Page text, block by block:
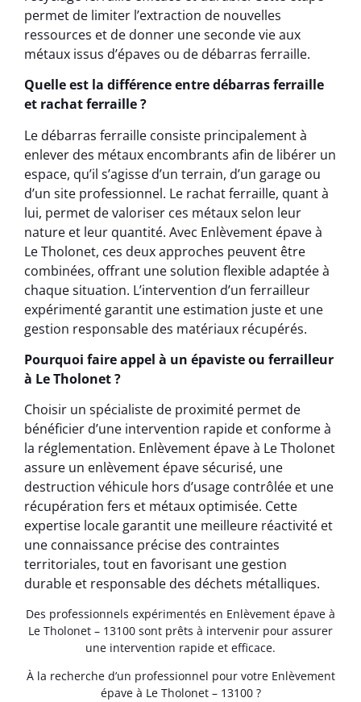
permet de limiter l’extraction de nouvelles
ressources et de donner une seconde vie aux
métaux issus d’épaves ou de débarras ferraille.
Quelle est la différence entre débarras ferraille
et rachat ferraille ?
Le débarras ferraille consiste principalement à
enlever des métaux encombrants afin de libérer un
espace, qu’il s’agisse d’un terrain, d’un garage ou
d’un site professionnel. Le rachat ferraille, quant à
lui, permet de valoriser ces métaux selon leur
nature et leur quantité. Avec Enlèvement épave à
Le Tholonet, ces deux approches peuvent être
combinées, offrant une solution flexible adaptée à
chaque situation. L’intervention d’un ferrailleur
expérimenté garantit une estimation juste et une
gestion responsable des matériaux récupérés.
Pourquoi faire appel à un épaviste ou ferrailleur
à Le Tholonet ?
Choisir un spécialiste de proximité permet de
bénéficier d’une intervention rapide et conforme à
la réglementation. Enlèvement épave à Le Tholonet
assure un enlèvement épave sécurisé, une
destruction véhicule hors d’usage contrôlée et une
récupération fers et métaux optimisée. Cette
expertise locale garantit une meilleure réactivité et
une connaissance précise des contraintes
territoriales, tout en favorisant une gestion
durable et responsable des déchets métalliques.
Des professionnels expérimentés en Enlèvement épave à
Le Tholonet – 13100 sont prêts à intervenir pour assurer
une intervention rapide et efficace.
À la recherche d’un professionnel pour votre Enlèvement
épave à Le Tholonet – 13100 ?